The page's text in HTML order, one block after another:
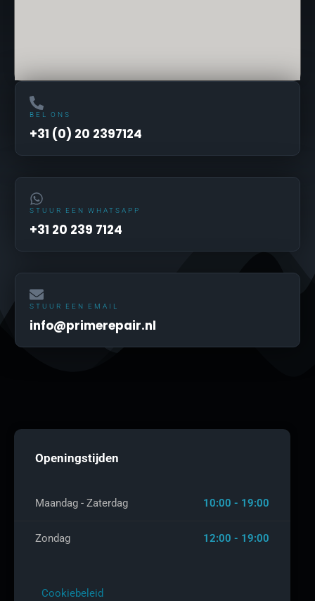
BEL ONS
+31 (0) 20 2397124
STUUR EEN WHATSAPP
+31 20 239 7124
STUUR EEN EMAIL
info@primerepair.nl
Openingstijden
Maandag - Zaterdag 10:00 - 19:00
Zondag 12:00 - 19:00
Cookiebeleid